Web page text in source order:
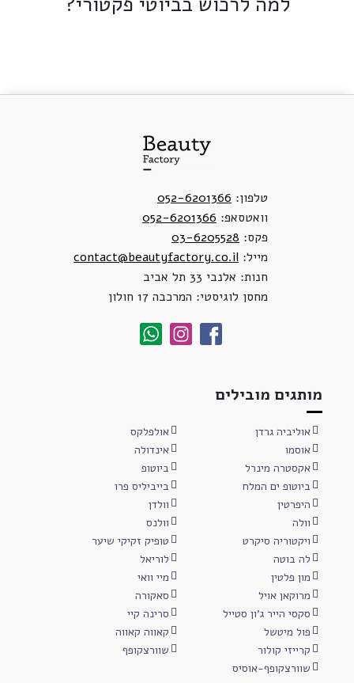
טלפון: 052-6201366
וואטסאפ: 052-6201366
פקס: 03-6205528
מייל: contact@beautyfactory.co.il
חנות: אלנבי 33 תל אביב
מחסן לוגיסטי: המרכבה 17 חולון
מותגים מובילים
אוליביה גרדן
אולפלקס
אוסמו
אינדולה
אקסטרה מינרל
ביוטופ
ביוטופ ים המלח
בייביליס פרו
היפרטין
וולדן
וולה
וולנס
ויקטוריה סיקרט
טופיק זקיקי שיער
לה בוטה
לוריאל
מון פלטין
מיי וואי
מרוקאן אויל
סאקורה
סקסי הייר ג'ון סטייל
סרינה קיי
פול מיטשל
קאווה קאווה
קרייזי קולור
שוורצקופף
שוורצקופף-אוסיס